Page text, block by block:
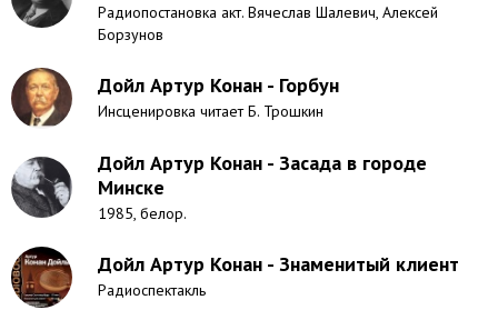
Радиопостановка акт. Вячеслав Шалевич, Алексей
Борзунов
Дойл Артур Конан - Горбун
Инсценировка читает Б. Трошкин
Дойл Артур Конан - Засада в городе
Минске
1985, белор.
Дойл Артур Конан - Знаменитый клиент
Радиоспектакль